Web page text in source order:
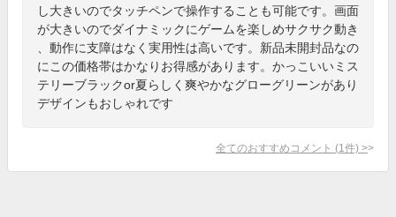
し大きいのでタッチペンで操作することも可能です。画面
が大きいのでダイナミックにゲームを楽しめサクサク動き
、動作に支障はなく実用性は高いです。新品未開封品なの
にこの価格帯はかなりお得感があります。かっこいいミス
テリーブラックor夏らしく爽やかなグローグリーンがあり
デザインもおしゃれです
全てのおすすめコメント (1 件) >